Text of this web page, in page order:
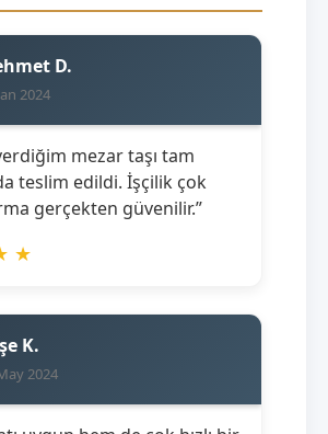
D.
2024
mezar taşı tam
teslim edildi. İşçilik çok
gerçekten güvenilir.”
★
K.
2024